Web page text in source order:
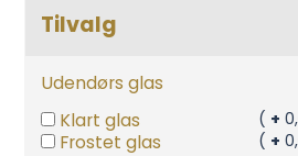
Tilvalg
Udendørs glas
Klart glas
( +
Frostet glas ( +